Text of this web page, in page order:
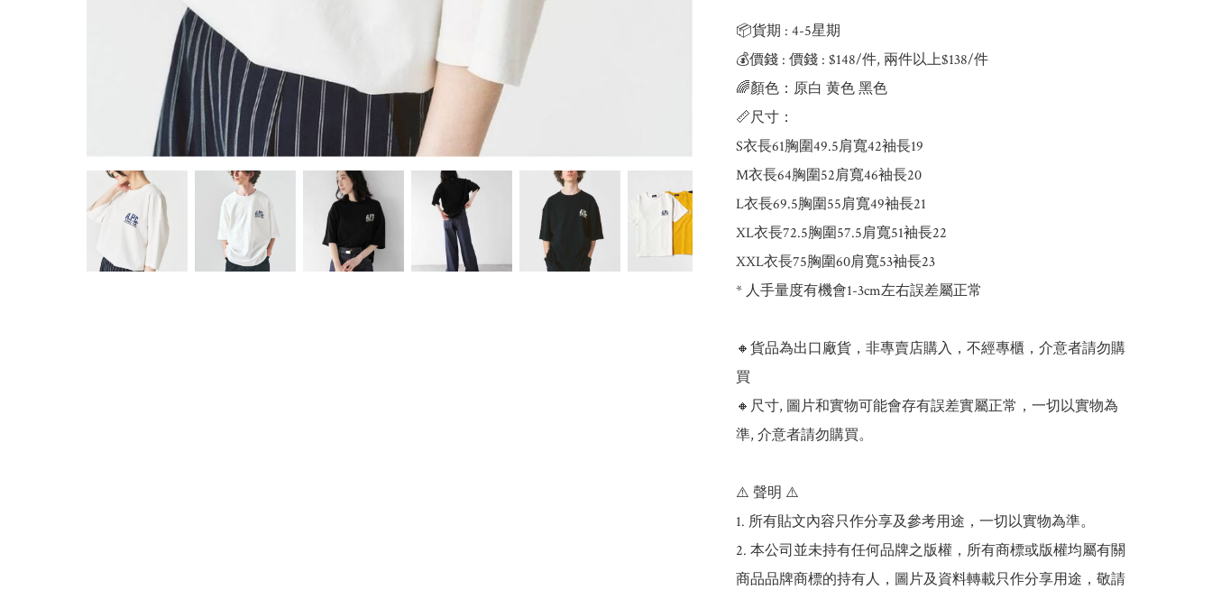
📦貨期 : 4-5星期
💰價錢 : 價錢 : $148/件, 兩件以上$138/件
🌈顏色：原白 黄色 黑色
📏尺寸：
S衣長61胸圍49.5肩寬42袖長19
M衣長64胸圍52肩寬46袖長20
L衣長69.5胸圍55肩寬49袖長21
XL衣長72.5胸圍57.5肩寬51袖長22
XXL衣長75胸圍60肩寬53袖長23
* 人手量度有機會1-3cm左右誤差屬正常
🔸貨品為出口廠貨，非專賣店購入，不經專櫃，介意者請勿購
買
🔸尺寸, 圖片和實物可能會存有誤差實屬正常，一切以實物為
準, 介意者請勿購買。
⚠️ 聲明 ⚠️
1. 所有貼文內容只作分享及參考用途，一切以實物為準。
2. 本公司並未持有任何品牌之版權，所有商標或版權均屬有關
商品品牌商標的持有人，圖片及資料轉載只作分享用途，敬請